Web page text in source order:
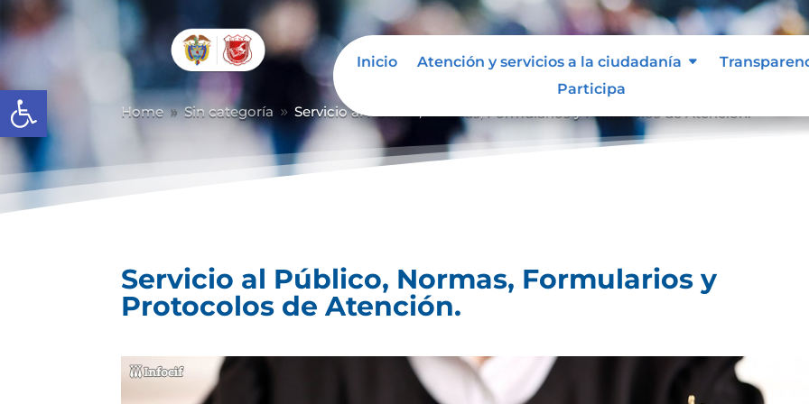
Abrir barra de herramientas
Inicio Atención y servicios a la ciudadanía
Participa
Home 9 Sin categoría 9 Servicio al Público, Normas, Formularios y Protocolos de Atención.
Servicio al Público, Normas, Formularios y
Protocolos de Atención.